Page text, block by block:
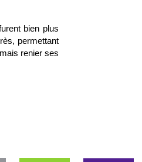
bien plus
permettant
renier ses